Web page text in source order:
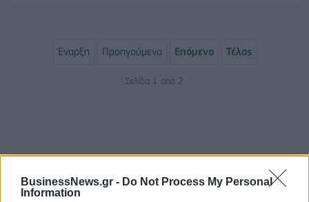
BusinessNews.gr - Do Not Process My Personal
Information
Έναρξη Προηγούμενο Επόμενο Τέλος
Σελίδα 1 από 2